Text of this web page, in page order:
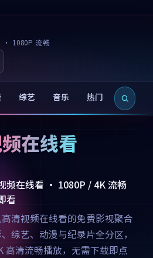
· 1080P 流畅
综艺 音乐 热门 新片
在线看
频在线看 · 1080P / 4K 流畅
看
清视频在线看的免费影视聚合
综艺、动漫与纪录片全分区，
高清流畅播放，无需下载即点